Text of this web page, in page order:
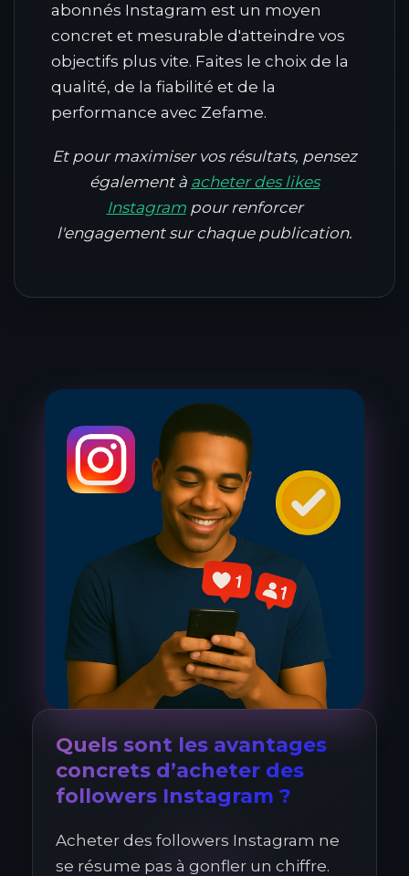
abonnés Instagram est un moyen
concret et mesurable d'atteindre vos
objectifs plus vite. Faites le choix de la
qualité, de la fiabilité et de la
performance avec Zefame.
Et pour maximiser vos résultats, pensez
également à acheter des likes
Instagrampour renforcer
l'engagement sur chaque publication.
Quels sont les avantages
concrets d’acheter des
followers Instagram ?
Acheter des followers Instagram ne
se résume pas à gonfler un chiffre.